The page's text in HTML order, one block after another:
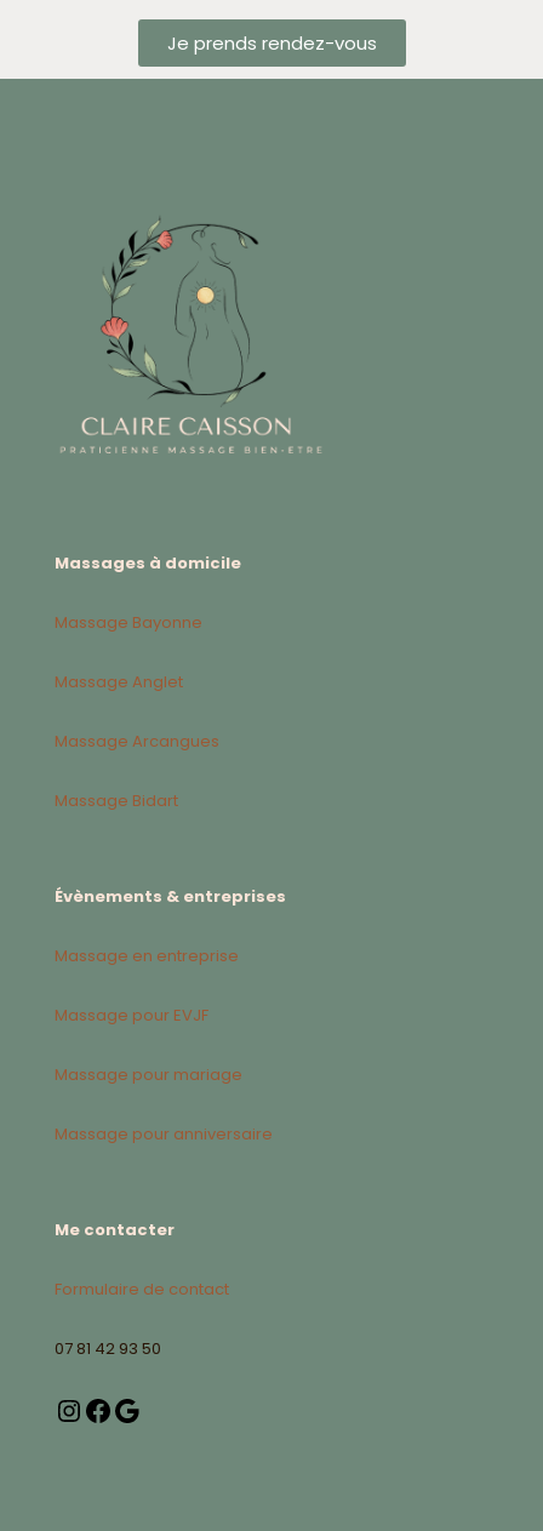
Je prends rendez-vous
Massages à domicile
Massage Bayonne
Massage Anglet
Massage Arcangues
Massage Bidart
Évènements & entreprises
Massage en entreprise
Massage pour EVJF
Massage pour mariage
Massage pour anniversaire
Me contacter
Formulaire de contact
07 81 42 93 50